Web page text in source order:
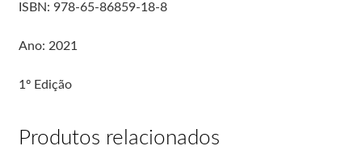
ISBN: 978-65-86859-18-8
Ano: 2021
1º Edição
Produtos relacionados